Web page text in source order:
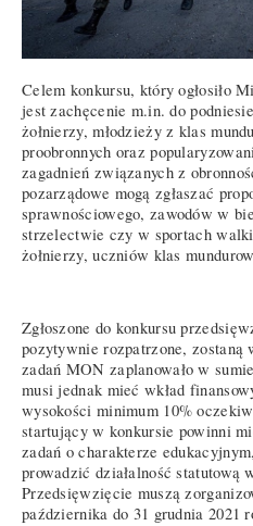
Celem konkursu, który ogłosiło
jest zachęcenie m.in. do
żołnierzy, młodzieży z klas
proobronnych oraz
zagadnień związanych z
pozarządowe mogą zgłaszać
sprawnościowego, zawodów w
strzelectwie czy w sportach
żołnierzy, uczniów klas
Zgłoszone do konkursu
pozytywnie rozpatrzone,
zadań MON zaplanowało w
musi jednak mieć wkład
wysokości minimum 10%
startujący w konkursie powinni
zadań o charakterze
prowadzić działalność statutową
Przedsięwzięcie muszą
października do 31 grudnia 2021